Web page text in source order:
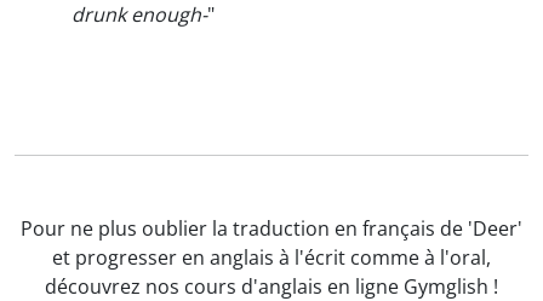
drunk enough-"
Pour ne plus oublier la traduction en français de 'Deer'
et progresser en anglais à l'écrit comme à l'oral,
découvrez nos cours d'anglais en ligne Gymglish !